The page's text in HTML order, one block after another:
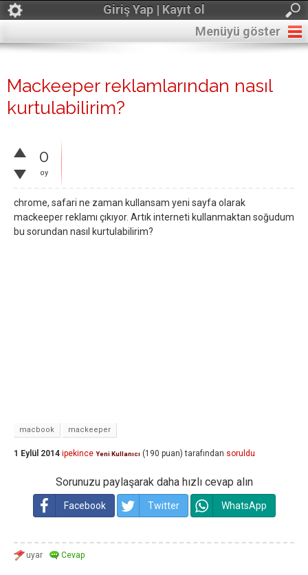
Giriş Yap | Kayıt ol
Menüyü göster
Mackeeper reklamlarından nasıl
kurtulabilirim?
0
oy
chrome, safari ne zaman kullansam yeni sayfa olarak
mackeeper reklamı çıkıyor. Artık interneti kullanmaktan soğudum
bu sorundan nasıl kurtulabilirim?
macbook mackeeper
1 Eylül 2014 ipekince Yeni Kullanıcı (190 puan) tarafından soruldu
Sorunuzu paylaşarak daha hızlı cevap alın
Facebook Twitter WhatsApp